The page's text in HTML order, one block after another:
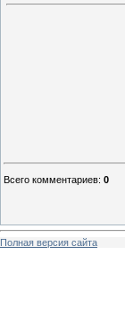
Всего комментариев: 0
Полная версия сайта